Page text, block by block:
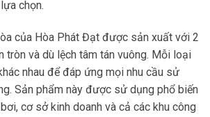
chọn.
của Hòa Phát Đạt được sản xuất với 2
tròn và dù lệch tâm tán vuông. Mỗi loại
nhau để đáp ứng mọi nhu cầu sử
Sản phẩm này được sử dụng phổ biến
cơ sở kinh doanh và cả các khu công